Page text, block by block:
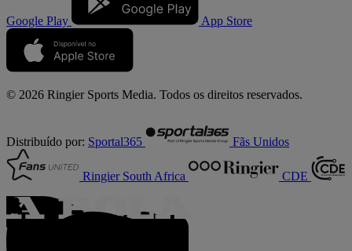
Google Play App Store
© 2026 Ringier Sports Media. Todos os direitos reservados.
Distribuído por: Sportal365 Fãs Unidos
Ringier South Africa CDE